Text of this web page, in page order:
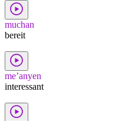
muchan
bereit
me’anyen
interessant